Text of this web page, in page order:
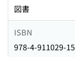
図書
ISBN
978-4-911029-